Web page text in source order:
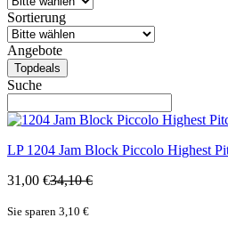
Sortierung
Angebote
Topdeals
Suche
LP1204 Jam Block Piccolo Highest
31,00 €34,10 €
Sie sparen 3,10 €